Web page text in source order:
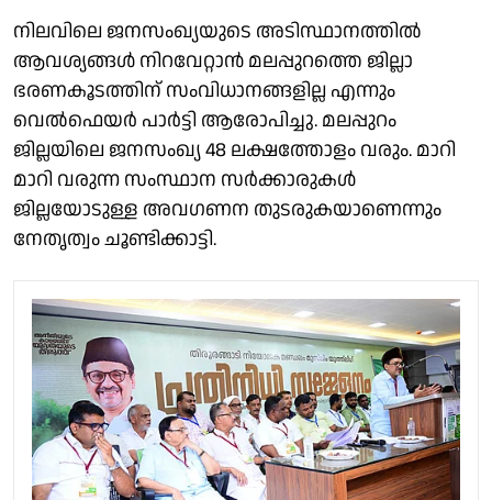
നിലവിലെ ജനസംഖ്യയുടെ അടിസ്ഥാനത്തിൽ
ആവശ്യങ്ങൾ നിറവേറ്റാൻ മലപ്പുറത്തെ ജില്ലാ
ഭരണകൂടത്തിന് സംവിധാനങ്ങളില്ല എന്നും
വെൽഫെയർ പാർട്ടി ആരോപിച്ചു. മലപ്പുറം
ജില്ലയിലെ ജനസംഖ്യ 48 ലക്ഷത്തോളം വരും. മാറി
മാറി വരുന്ന സംസ്ഥാന സർക്കാരുകൾ
ജില്ലയോടുള്ള അവഗണന തുടരുകയാണെന്നും
നേതൃത്വം ചൂണ്ടിക്കാട്ടി.